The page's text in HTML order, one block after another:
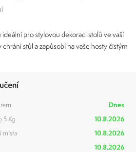
pro stylovou dekoraci stolů ve vaší
stůl a zapůsobí na vaše hosty čistým
Dnes
5 Kg
10.8.2026
místa
10.8.2026
10.8.2026